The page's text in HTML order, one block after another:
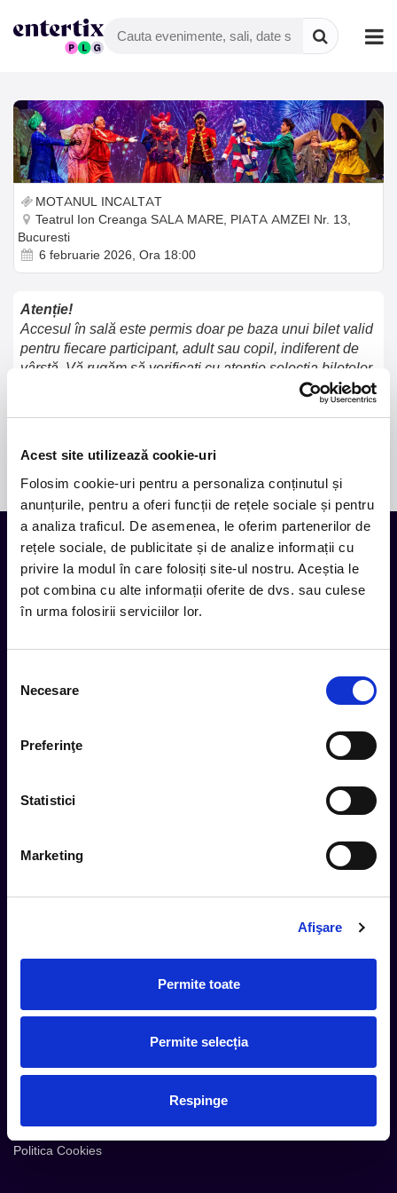
Acest site utilizează cookie-uri
Folosim cookie-uri pentru a personaliza conținutul și
anunțurile, pentru a oferi funcții de rețele sociale și pentru
a analiza traficul. De asemenea, le oferim partenerilor de
rețele sociale, de publicitate și de analize informații cu
privire la modul în care folosiți site-ul nostru. Aceștia le
pot combina cu alte informații oferite de dvs. sau culese
în urma folosirii serviciilor lor.
consimțământului
Necesare
Preferinţe
Statistici
Marketing
Afişare
Permite toate
Permite selecția
Respinge
MOTANUL INCALTAT
Teatrul Ion Creanga SALA MARE, PIATA AMZEI Nr. 13,
Bucuresti
6 februarie 2026, Ora 18:00
Atenție!
Accesul în sală este permis doar pe baza unui bilet valid
pentru fiecare participant, adult sau copil, indiferent de
vârstă. Vă rugăm să verificați cu atenție selecția biletelor
accesând butonul „Vezi coșul” pentru a vă asigura că
biletele adăugate în coș corespund spectacolului dorit.
Tot ce te intereseaza, direct in
inbox.
evenimentele noi.
Metode plata
Serviciul CareTix
Politica Confidentialitate
Politica Cookies